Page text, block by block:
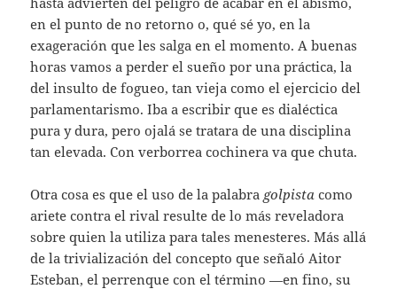
en el punto de no retorno o, qué sé yo, en la
exageración que les salga en el momento. A buenas
horas vamos a perder el sueño por una práctica, la
del insulto de fogueo, tan vieja como el ejercicio del
parlamentarismo. Iba a escribir que es dialéctica
pura y dura, pero ojalá se tratara de una disciplina
tan elevada. Con verborrea cochinera va que chuta.
Otra cosa es que el uso de la palabra golpista como
ariete contra el rival resulte de lo más reveladora
sobre quien la utiliza para tales menesteres. Más allá
de la trivialización del concepto que señaló Aitor
Esteban, el perrenque con el término —en fino, su